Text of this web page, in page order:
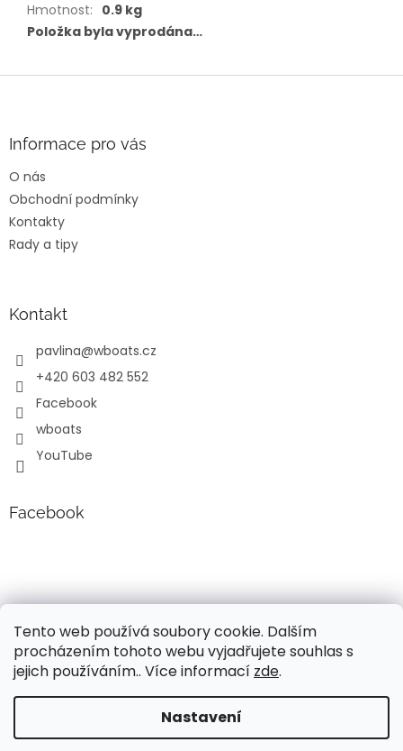
Tento web používá soubory cookie. Dalším
procházením tohoto webu vyjadřujete souhlas s
jejich používáním.. Více informací zde.
Nastavení
Vážení, v současné době probíhá úprava cen a popisů
Hmotnost: 0.9 kg
Položka byla vyprodána…
Informace pro vás
O nás
Obchodní podmínky
Kontakty
Rady a tipy
Kontakt
pavlina@wboats.cz
+420 603 482 552
Facebook
wboats
YouTube
Facebook
Vytvořil Shoptet